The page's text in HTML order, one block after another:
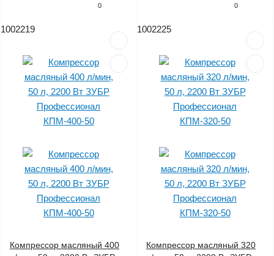
0 0
1002219
Компрессор масляный 400
1002225
Компрессор масляный 320